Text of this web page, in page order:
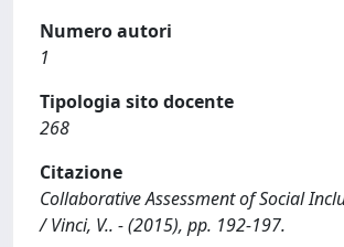
Numero autori
1
Tipologia sito docente
268
Citazione
Collaborative Assessment of Social
/ Vinci, V.. - (2015), pp. 192-197.